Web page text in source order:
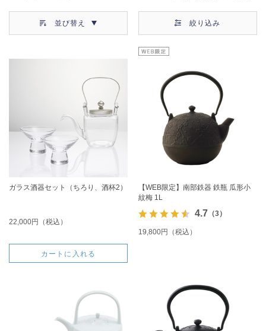
並び替え 絞り込み
ガラス酒器セット（ちろり、酒杯2）
22,000円（税込）
カートに入れる
【WEB限定】南部鉄器 鉄瓶 瓜形小
紋梅 1L
4.7 （3）
19,800円（税込）